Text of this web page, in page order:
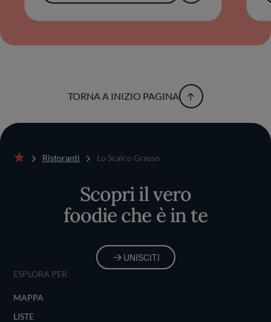
TORNA A INIZIO PAGINA
Ristoranti Lo Scalco Grasso
Scopri il vero
foodie che è in te
UNISCITI
ESPLORA PER
MAPPA
LISTE